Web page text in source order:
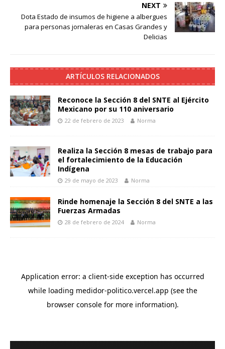
NEXT
Dota Estado de insumos de higiene a albergues
para personas jornaleras en Casas Grandes y
Delicias
ARTÍCULOS RELACIONADOS
Reconoce la Sección 8 del SNTE al Ejército
Mexicano por su 110 aniversario
22 de febrero de 2023 Norma
Realiza la Sección 8 mesas de trabajo para
el fortalecimiento de la Educación
Indígena
29 de mayo de 2023 Norma
Rinde homenaje la Sección 8 del SNTE a las
Fuerzas Armadas
28 de febrero de 2024 Norma